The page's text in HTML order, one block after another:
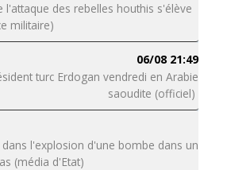
l'attaque des rebelles houthis s'élève
militaire)
06/08 21:49
turc Erdogan vendredi en Arabie
saoudite (officiel)
l'explosion d'une bombe dans un
(média d'Etat)